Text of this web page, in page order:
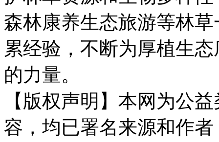
森林康养生态旅游等林
累经验，不断为厚植生
的力量。
【版权声明】本网为公
容，均已署名来源和作